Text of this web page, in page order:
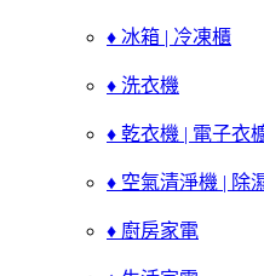
♦ 冰箱 | 冷凍櫃
♦ 洗衣機
♦ 乾衣機 | 電子衣
♦ 空氣清淨機 | 除
♦ 廚房家電